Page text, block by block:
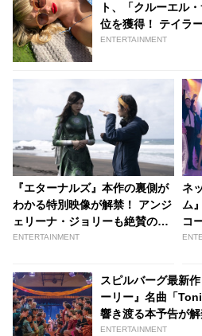
ト、「クルーエル
位を獲得！ テイラ
ENTERTAINMENT
『エターナルズ』本作の裏側が
わかる特別映像が解禁！ アンジ
ェリーナ・ジョリーも絶賛のク
ロエ・ジャオ監督のこだわりと
ENTERTAINMENT
ネ
ム
コ
華
スピルバーグ最新
ーリー』名曲「
響き渡る本予告が
ENTERTAINMENT